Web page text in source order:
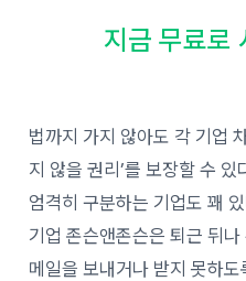
지금 무료로
법까지 가지 않아도 각 기업
지 않을 권리’를 보장할 수
엄격히 구분하는 기업도 꽤
기업 존슨앤존슨은 퇴근 뒤
메일을 보내거나 받지 못하